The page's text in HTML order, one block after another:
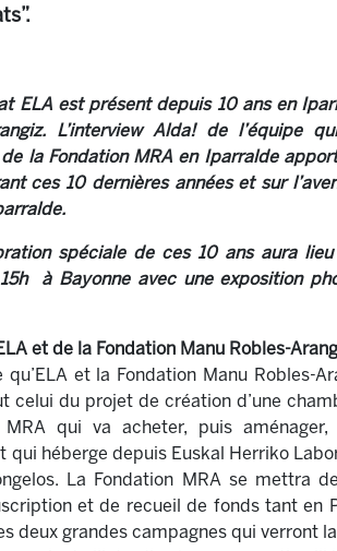
ELA est présent depuis 10 ans en
L’interview Alda! de l’équipe
la Fondation MRA en Iparralde
ces 10 dernières années et sur
spéciale de ces 10 ans aura
à Bayonne avec une exposition
et de la Fondation Manu Robles-
et la Fondation Manu Robles-
du projet de création d’une
qui va acheter, puis aménager,
héberge depuis Euskal Herriko
La Fondation MRA se mettra
et de recueil de fonds tant en
deux grandes campagnes qui verront